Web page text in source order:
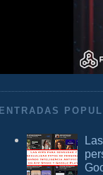
ENTRADAS